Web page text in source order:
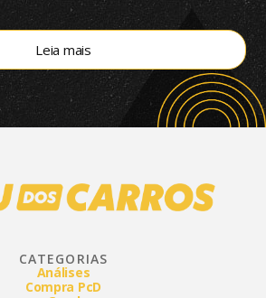
Leia mais
CATEGORIAS
Análises
Compra PcD